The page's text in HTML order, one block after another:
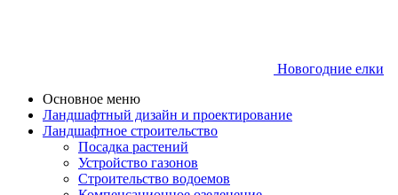
Новогодние елки
Основное меню
Ландшафтный дизайн и проектирование
Ландшафтное строительство
Посадка растений
Устройство газонов
Строительство водоемов